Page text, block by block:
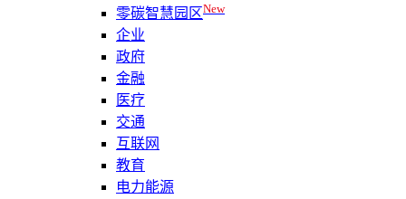
零碳智慧园区New
企业
政府
金融
医疗
交通
互联网
教育
电力能源